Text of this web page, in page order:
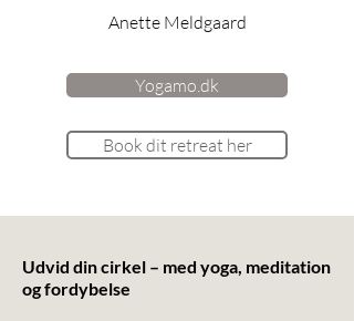
Anette Meldgaard
Yogamo.dk
Book dit retreat her
Udvid din cirkel – med yoga, meditation
og fordybelse